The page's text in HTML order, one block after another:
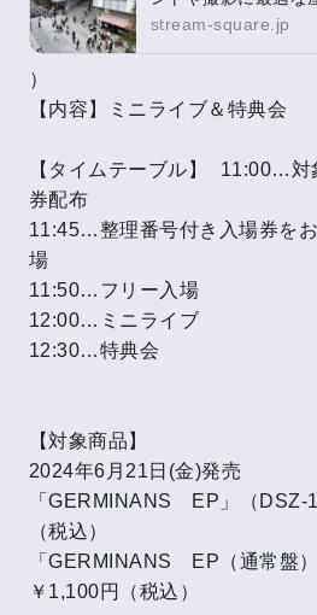
です。広場の魅力を
stream-square.jp
）
【内容】ミニライブ＆特典会
【タイムテーブル】 11:00…対
券配布
11:45…整理番号付き入場券を
場
11:50…フリー入場
12:00…ミニライブ
12:30…特典会
【対象商品】
2024年6月21日(金)発売
「GERMINANS EP」（
（税込）
「GERMINANS EP（通常盤
￥1,100円（税込）